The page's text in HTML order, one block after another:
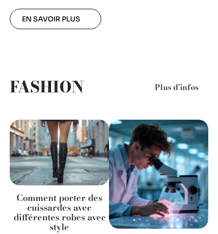
EN SAVOIR PLUS
FASHION Plus d’infos
Comment porter des
cuissardes avec
différentes robes avec
style